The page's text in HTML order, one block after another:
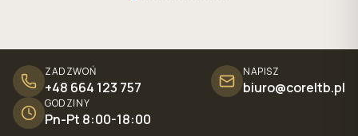
ZADZWOŃ
+48 664 123 757
NAPISZ
biuro@coreltb.pl
GODZINY
Pn-Pt 8:00-18:00